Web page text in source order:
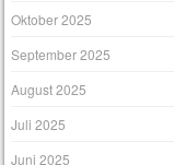
Oktober 2025
September 2025
August 2025
Juli 2025
Juni 2025